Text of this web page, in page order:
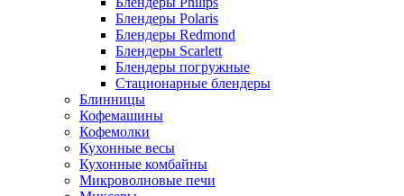
Блендеры Polaris
Блендеры Redmond
Блендеры Scarlett
Блендеры погружные
Стационарные блендеры
Блинницы
Кофемашины
Кофемолки
Кухонные весы
Кухонные комбайны
Микроволновые печи